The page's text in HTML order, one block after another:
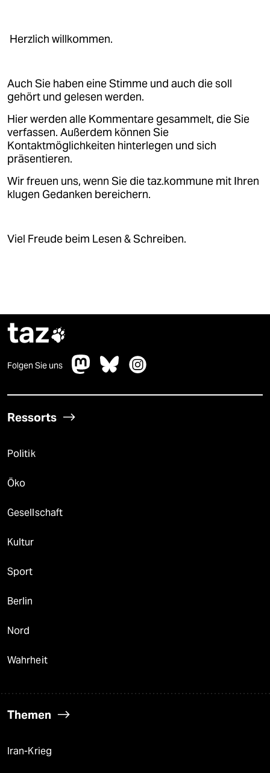
Herzlich willkommen.
Auch Sie haben eine Stimme und auch die soll
gehört und gelesen werden.
Hier werden alle Kommentare gesammelt, die Sie
verfassen. Außerdem können Sie
Kontaktmöglichkeiten hinterlegen und sich
präsentieren.
Wir freuen uns, wenn Sie die taz.kommune mit Ihren
klugen Gedanken bereichern.
Viel Freude beim Lesen & Schreiben.
taz
Folgen Sie uns
Ressorts
Politik
Öko
Gesellschaft
Kultur
Sport
Berlin
Nord
Wahrheit
Themen
Iran-Krieg